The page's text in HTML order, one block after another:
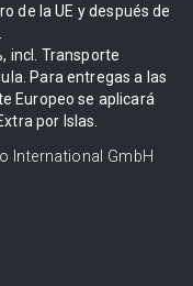
de la UE y después de
incl. Transporte
Para entregas a las
Europeo se aplicará
por Islas.
International GmbH